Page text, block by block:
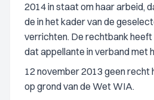
2014 in staat om haar arbeid,
de in het kader van de
verrichten. De rechtbank
dat appellante in verband met
12 november 2013 geen recht
op grond van de Wet WIA.